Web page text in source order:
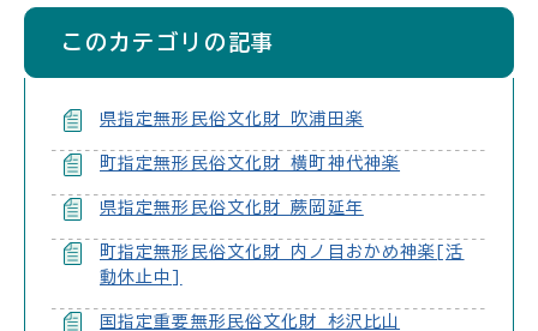
このカテゴリの記事
県指定無形民俗文化財 吹浦田楽
町指定無形民俗文化財 横町神代神楽
県指定無形民俗文化財 蕨岡延年
町指定無形民俗文化財 内ノ目おかめ神楽[活
動休止中]
国指定重要無形民俗文化財 杉沢比山